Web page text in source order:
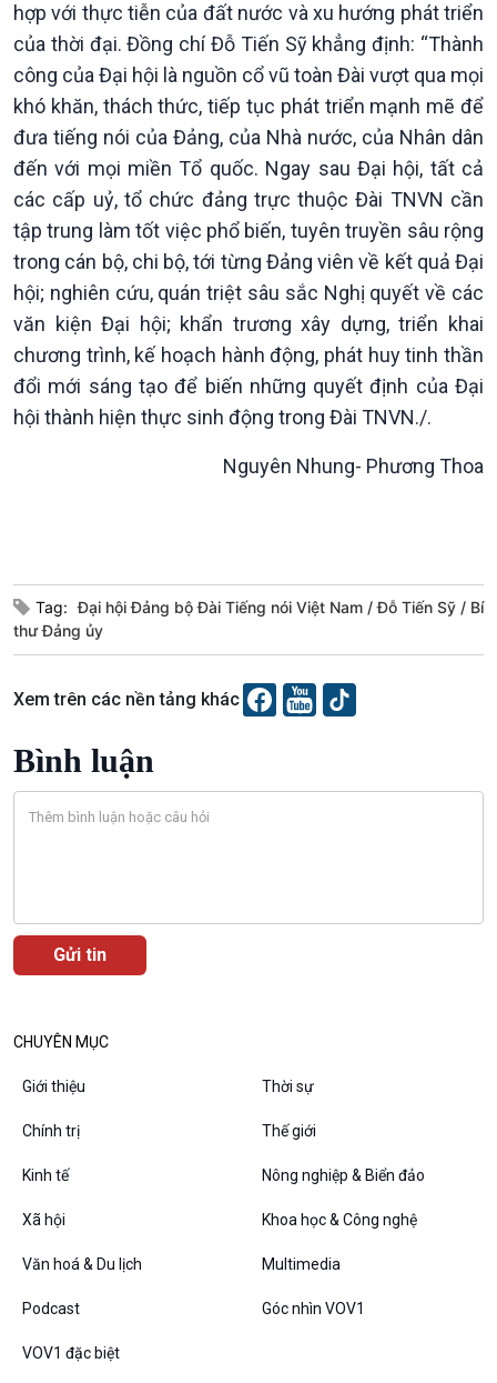
Văn hoá & Du lịch
Tin Văn hoá & Du lịch
Chát với người nổi tiếng
Câu chuyện Thể thao
Multimedia
Ảnh
Video
Infographic
E-Magazine
10 phút Sự kiện - Luận bàn
Đối thoại
VOV1 đặc biệt
Thanh âm ký sự
Các chương trình đặc biệt
hợp với thực tiễn của đất nước và xu hướng phát triển
của thời đại. Đồng chí Đỗ Tiến Sỹ khẳng định: “Thành
công của Đại hội là nguồn cổ vũ toàn Đài vượt qua mọi
khó khăn, thách thức, tiếp tục phát triển mạnh mẽ để
đưa tiếng nói của Đảng, của Nhà nước, của Nhân dân
đến với mọi miền Tổ quốc. Ngay sau Đại hội, tất cả
các cấp uỷ, tổ chức đảng trực thuộc Đài TNVN cần
tập trung làm tốt việc phổ biến, tuyên truyền sâu rộng
trong cán bộ, chi bộ, tới từng Đảng viên về kết quả Đại
hội; nghiên cứu, quán triệt sâu sắc Nghị quyết về các
văn kiện Đại hội; khẩn trương xây dựng, triển khai
chương trình, kế hoạch hành động, phát huy tinh thần
đổi mới sáng tạo để biến những quyết định của Đại
hội thành hiện thực sinh động trong Đài TNVN./.
Nguyên Nhung- Phương Thoa
Tag: Đại hội Đảng bộ Đài Tiếng nói Việt Nam Đỗ Tiến Sỹ
Bí
thư Đảng ủy
Xem trên các nền tảng khác
Bình luận
CHUYÊN MỤC
Giới thiệu Thời sự
Chính trị Thế giới
Kinh tế Nông nghiệp & Biển đảo
Xã hội Khoa học & Công nghệ
Văn hoá & Du lịch Multimedia
Podcast Góc nhìn VOV1
VOV1 đặc biệt